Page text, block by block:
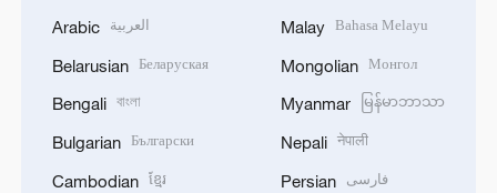
Arabic العربية
Belarusian Беларуская
Bengali বাংলা
Bulgarian Български
Cambodian ខ្មែរ
Malay Bahasa Melayu
Mongolian Монгол
Myanmar မြန်မာဘာသာ
Nepali नेपाली
Persian فارسی